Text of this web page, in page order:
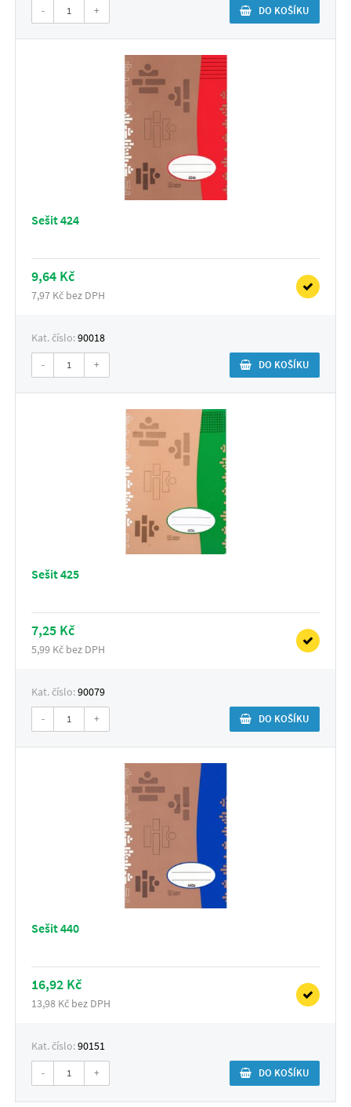
- + DO KOŠÍKU
Sešit 424
9,64 Kč
7,97 Kč bez DPH
Kat. číslo:90018
- + DO KOŠÍKU
Sešit 425
7,25 Kč
5,99 Kč bez DPH
Kat. číslo:90079
- + DO KOŠÍKU
Sešit 440
16,92 Kč
13,98 Kč bez DPH
Kat. číslo:90151
- + DO KOŠÍKU